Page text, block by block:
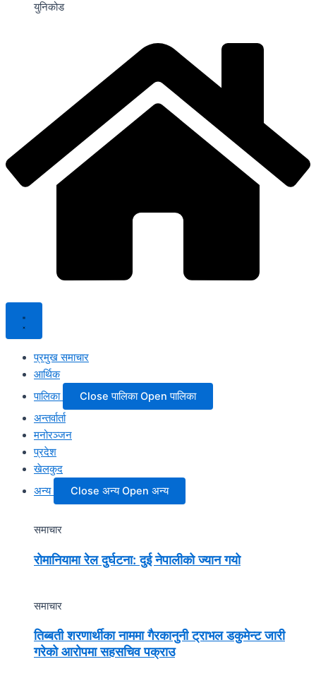
युनिकोड
प्रमुख समाचार
आर्थिक
पालिका
Close पालिका Open पालिका
अन्तर्वार्ता
मनोरञ्जन
प्रदेश
खेलकुद
अन्य
Close अन्य Open अन्य
समाचार
रोमानियामा रेल दुर्घटना: दुई नेपालीको ज्यान गयो
समाचार
तिब्बती शरणार्थीका नाममा गैरकानुनी ट्राभल डकुमेन्ट जारी
गरेको आरोपमा सहसचिव पक्राउ